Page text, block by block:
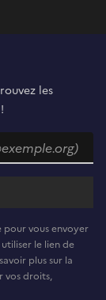
les
pour vous envoyer
le lien de
plus sur la
vos droits,